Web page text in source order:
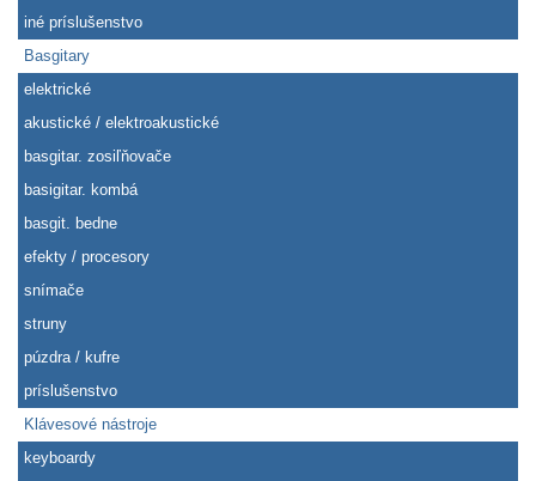
iné príslušenstvo
Basgitary
elektrické
akustické / elektroakustické
basgitar. zosiľňovače
basigitar. kombá
basgit. bedne
efekty / procesory
snímače
struny
púzdra / kufre
príslušenstvo
Klávesové nástroje
keyboardy